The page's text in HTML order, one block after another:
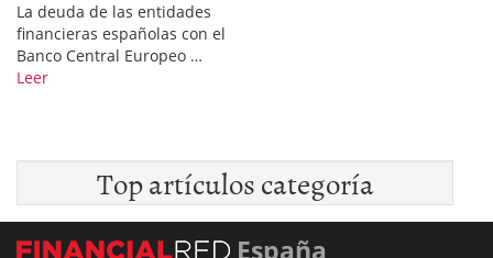
La deuda de las entidades
financieras españolas con el
Banco Central Europeo …
Leer
Top artículos categoría
España